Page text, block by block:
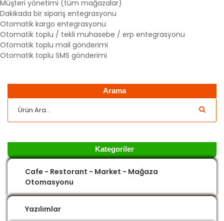
Müşteri yönetimi (tüm mağazalar)
Dakikada bir sipariş entegrasyonu
Otomatik kargo entegrasyonu
Otomatik toplu / tekli muhasebe / erp entegrasyonu
Otomatik toplu mail gönderimi
Otomatik toplu SMS gönderimi
Arama
Kategoriler
Cafe - Restorant - Market - Mağaza
Otomasyonu
Yazılımlar